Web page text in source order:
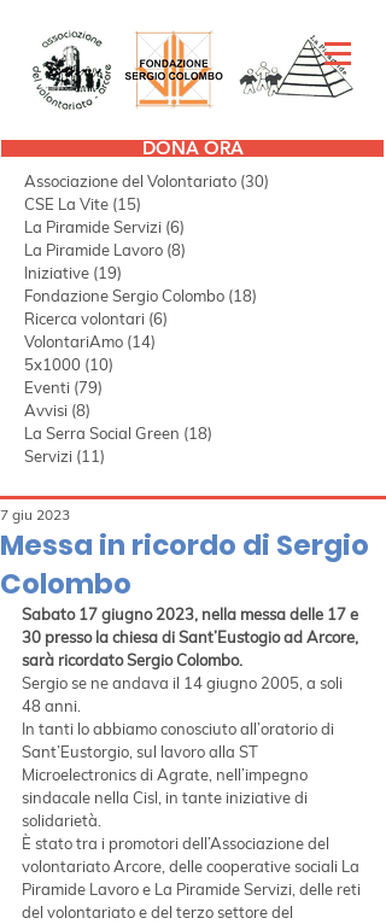
DONA ORA
Tutti i post(297)297 post
Associazione del Volontariato (30)
CSE La Vite (15)
La Piramide Servizi (6)
La Piramide Lavoro (8)
Iniziative (19)
Fondazione Sergio Colombo (18)
Ricerca volontari (6)
VolontariAmo (14)
5x1000 (10)
Eventi (79)
Avvisi (8)
La Serra Social Green (18)
Servizi (11)
Messa in ricordo di Sergio
Colombo
7 giu 2023
Sabato 17 giugno 2023, nella messa delle 17 e
30 presso la chiesa di Sant’Eustogio ad Arcore,
sarà ricordato Sergio Colombo.
Sergio se ne andava il 14 giugno 2005, a soli
48 anni.
In tanti lo abbiamo conosciuto all’oratorio di
Sant’Eustorgio, sul lavoro alla ST
Microelectronics di Agrate, nell’impegno
sindacale nella Cisl, in tante iniziative di
solidarietà.
È stato tra i promotori dell’Associazione del
volontariato Arcore, delle cooperative sociali La
Piramide Lavoro e La Piramide Servizi, delle reti
del volontariato e del terzo settore del